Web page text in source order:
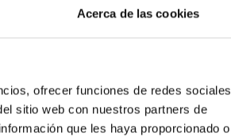
Acerca de las cookies
ofrecer funciones de redes sociales
sitio web con nuestros partners de
que les haya proporcionado o